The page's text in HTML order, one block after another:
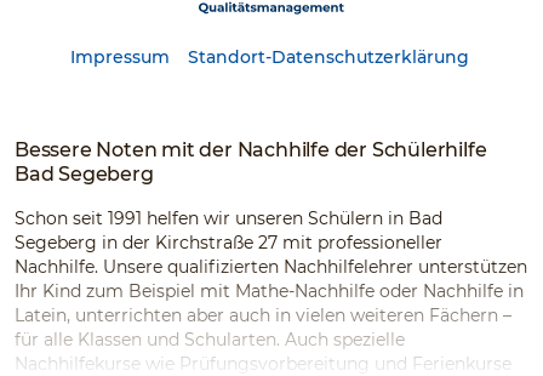
Impressum Standort-Datenschutzerklärung
Bessere Noten mit der Nachhilfe der Schülerhilfe
Bad Segeberg
Schon seit 1991 helfen wir unseren Schülern in Bad
Segeberg in der Kirchstraße 27 mit professioneller
Nachhilfe. Unsere qualifizierten Nachhilfelehrer unterstützen
Ihr Kind zum Beispiel mit Mathe-Nachhilfe oder Nachhilfe in
Latein, unterrichten aber auch in vielen weiteren Fächern –
für alle Klassen und Schularten. Auch spezielle
Nachhilfekurse wie Prüfungsvorbereitung und Ferienkurse